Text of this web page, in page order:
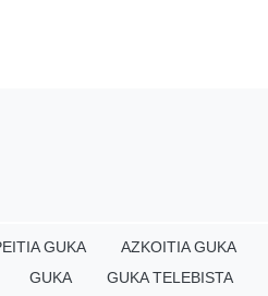
GUKA AZKOITIA GUKA
GUKA
GUKA TELEBISTA